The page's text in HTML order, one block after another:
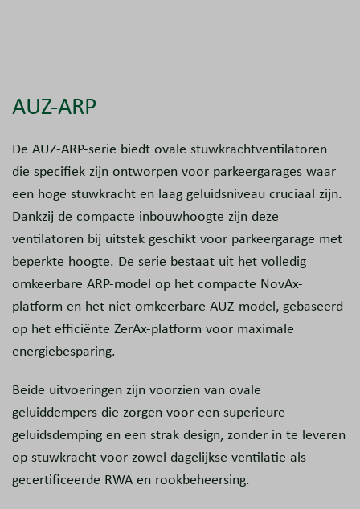
AUZ-ARP
De AUZ-ARP-serie biedt ovale stuwkrachtventilatoren
die specifiek zijn ontworpen voor parkeergarages waar
een hoge stuwkracht en laag geluidsniveau cruciaal zijn.
Dankzij de compacte inbouwhoogte zijn deze
ventilatoren bij uitstek geschikt voor parkeergarage met
beperkte hoogte. De serie bestaat uit het volledig
omkeerbare ARP-model op het compacte NovAx-
platform en het niet-omkeerbare AUZ-model, gebaseerd
op het efficiënte ZerAx-platform voor maximale
energiebesparing.
Beide uitvoeringen zijn voorzien van ovale
geluiddempers die zorgen voor een superieure
geluidsdemping en een strak design, zonder in te leveren
op stuwkracht voor zowel dagelijkse ventilatie als
gecertificeerde RWA en rookbeheersing.